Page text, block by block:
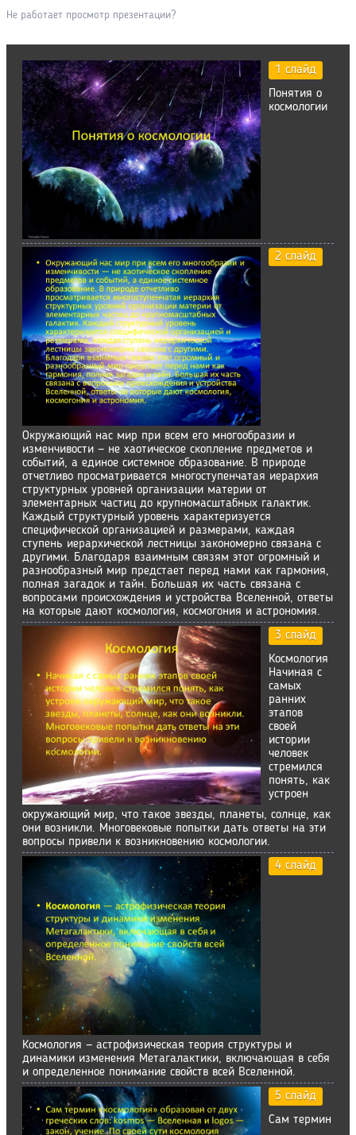
Не работает просмотр презентации?
1 слайд
Понятия о
космологии
2 слайд
Окружающий нас мир при всем его многообразии и
изменчивости — не хаотическое скопление предметов и
событий, а единое системное образование. В природе
отчетливо просматривается многоступенчатая иерархия
структурных уровней организации материи от
элементарных частиц до крупномасштабных галактик.
Каждый структурный уровень характеризуется
специфической организацией и размерами, каждая
ступень иерархической лестницы закономерно связана с
другими. Благодаря взаимным связям этот огромный и
разнообразный мир предстает перед нами как гармония,
полная загадок и тайн. Большая их часть связана с
вопросами происхождения и устройства Вселенной, ответы
на которые дают космология, космогония и астрономия.
3 слайд
Космология
Начиная с
самых
ранних
этапов
своей
истории
человек
стремился
понять, как
устроен
окружающий мир, что такое звезды, планеты, солнце, как
они возникли. Многовековые попытки дать ответы на эти
вопросы привели к возникновению космологии.
4 слайд
Космология — астрофизическая теория структуры и
динамики изменения Метагалактики, включающая в себя
и определенное понимание свойств всей Вселенной.
5 слайд
Сам термин